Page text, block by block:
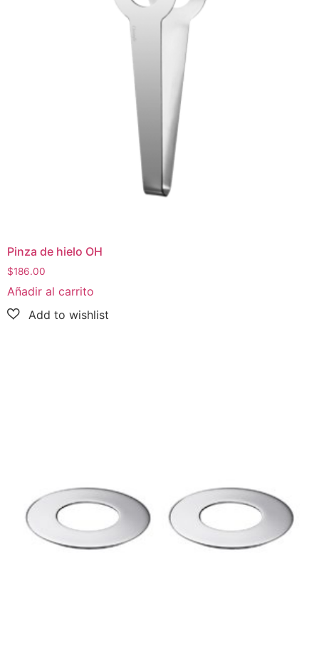
Pinza de hielo OH
$186.00
Añadir al carrito